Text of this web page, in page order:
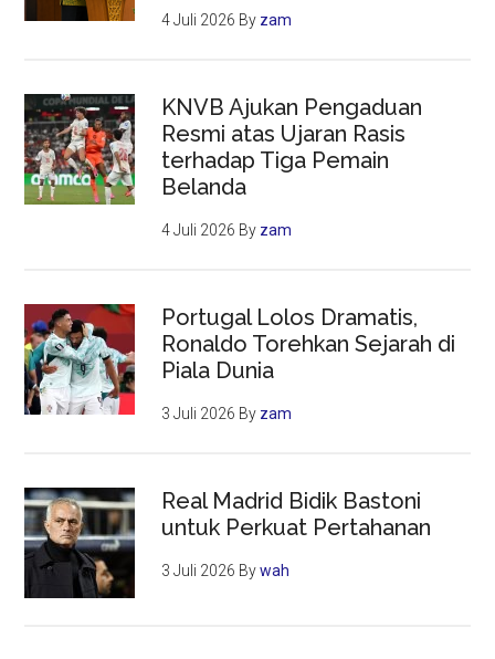
4 Juli 2026 By zam
KNVB Ajukan Pengaduan
Resmi atas Ujaran Rasis
terhadap Tiga Pemain
Belanda
4 Juli 2026 By zam
Portugal Lolos Dramatis,
Ronaldo Torehkan Sejarah di
Piala Dunia
3 Juli 2026 By zam
Real Madrid Bidik Bastoni
untuk Perkuat Pertahanan
3 Juli 2026 Bywah